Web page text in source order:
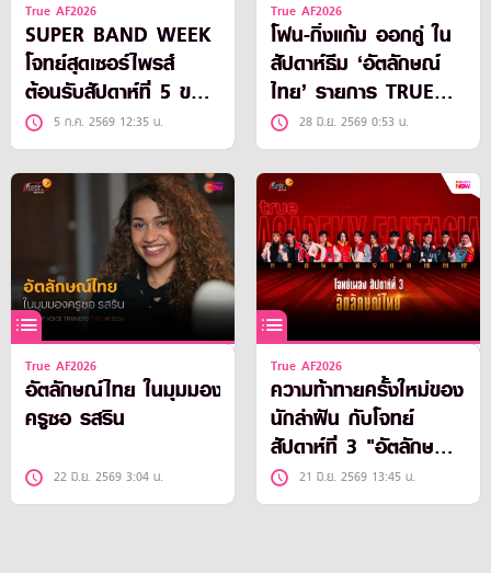
True AF2026
SUPER BAND WEEK
โจทย์สุดเซอร์ไพรส์
ต้อนรับสัปดาห์ที่ 5 ของ
TRUE AF2026
5 ก.ค. 2569 12:35 น.
True AF2026
โฟน-กิ่งแก้ม ออกคู่ ใน
สัปดาห์ธีม ‘อัตลักษณ์
ไทย’ รายการ TRUE
AF2026
28 มิ.ย. 2569 0:53 น.
True AF2026
อัตลักษณ์ไทย ในมุมมอง
ครูซอ รสริน
22 มิ.ย. 2569 3:04 น.
True AF2026
ความท้าทายครั้งใหม่ของ
นักล่าฝัน กับโจทย์
สัปดาห์ที่ 3 "อัตลักษณ์
ไทย”21 มิ.ย. 2569 13:45 น.